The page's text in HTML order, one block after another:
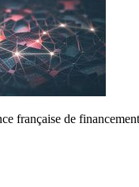
française de